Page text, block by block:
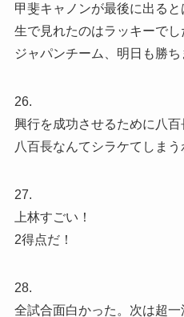
甲斐キャノンが最後に出ると
生で見れたのはラッキーでし
ジャパンチーム、明日も勝ち
26.
興行を成功させるために八百
八百長なんてシラケてしまう
27.
上林すごい！
2得点だ！
28.
全試合面白かった。次は超